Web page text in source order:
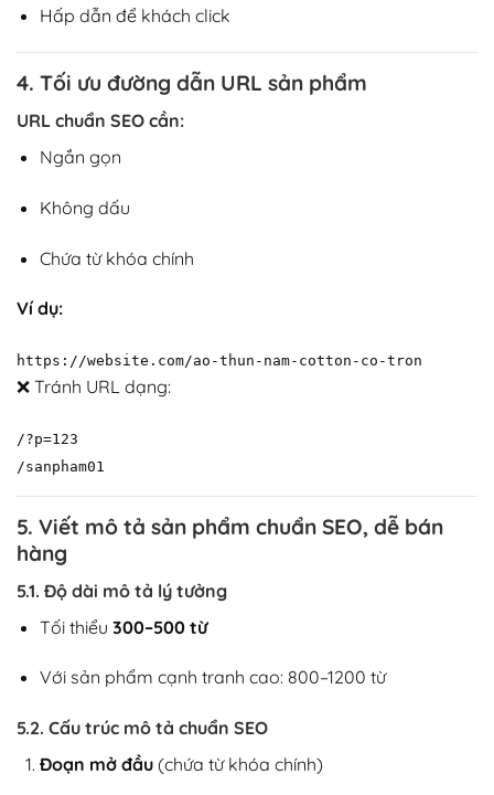
Hấp dẫn để khách click
4. Tối ưu đường dẫn URL sản phẩm
URL chuẩn SEO cần:
Ngắn gọn
Không dấu
Chứa từ khóa chính
Ví dụ:
https: //website.com/ao-thun-nam-cotton-co-tron
❌ Tránh URL dạng:
/?p=123
/sanpham01
5. Viết mô tả sản phẩm chuẩn SEO, dễ bán
hàng
5.1. Độ dài mô tả lý tưởng
Tối thiểu 300–500 từ
Với sản phẩm cạnh tranh cao: 800–1200 từ
5.2. Cấu trúc mô tả chuẩn SEO
Đoạn mở đầu(chứa từ khóa chính)